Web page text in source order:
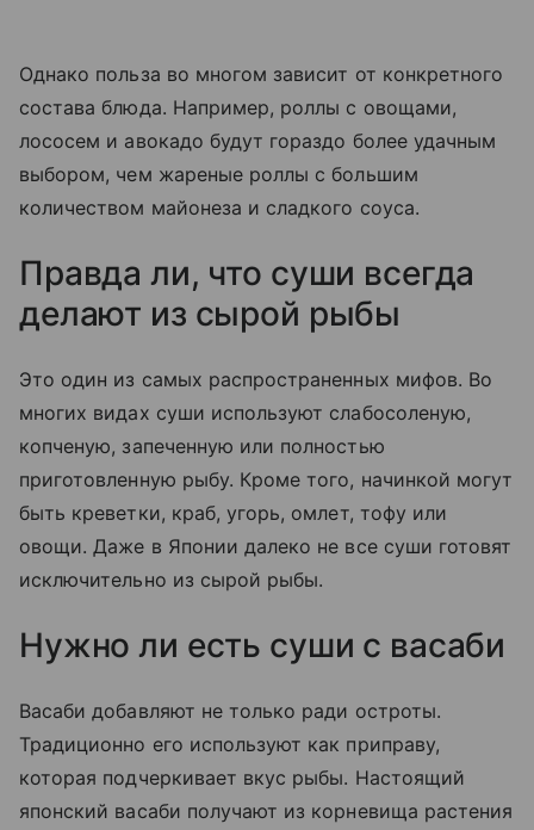
Однако польза во многом зависит от конкретного
состава блюда. Например, роллы с овощами,
лососем и авокадо будут гораздо более удачным
выбором, чем жареные роллы с большим
количеством майонеза и сладкого соуса.
Правда ли, что суши всегда
делают из сырой рыбы
Это один из самых распространенных мифов. Во
многих видах суши используют слабосоленую,
копченую, запеченную или полностью
приготовленную рыбу. Кроме того, начинкой могут
быть креветки, краб, угорь, омлет, тофу или
овощи. Даже в Японии далеко не все суши готовят
исключительно из сырой рыбы.
Нужно ли есть суши с васаби
Васаби добавляют не только ради остроты.
Традиционно его используют как приправу,
которая подчеркивает вкус рыбы. Настоящий
японский васаби получают из корневища растения